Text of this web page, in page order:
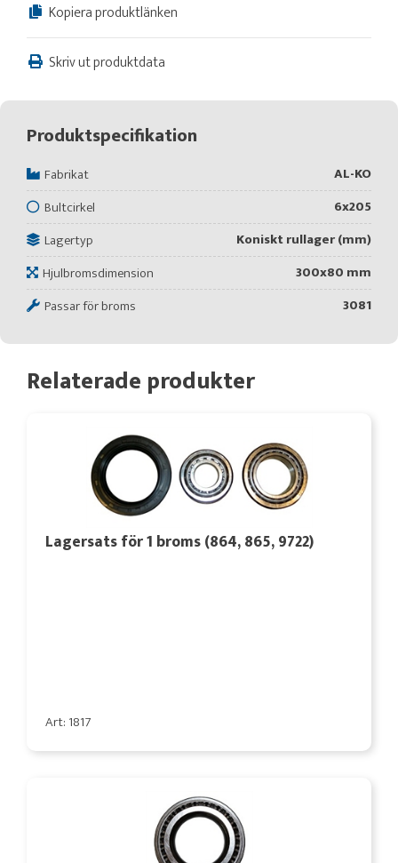
Kopiera produktlänken
Skriv ut produktdata
Produktspecifikation
Fabrikat
AL-KO
Bultcirkel
6x205
Lagertyp
Koniskt rullager (mm)
Hjulbromsdimension
300x80 mm
Passar för broms
3081
Relaterade produkter
Lagersats för 1 broms (864, 865, 9722)
Art: 1817